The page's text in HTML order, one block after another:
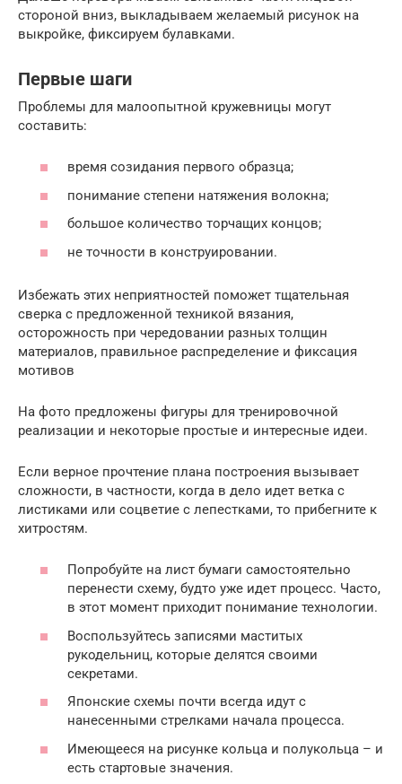
стороной вниз, выкладываем желаемый рисунок на
выкройке, фиксируем булавками.
Первые шаги
Проблемы для малоопытной кружевницы могут
составить:
время созидания первого образца;
понимание степени натяжения волокна;
большое количество торчащих концов;
не точности в конструировании.
Избежать этих неприятностей поможет тщательная
сверка с предложенной техникой вязания,
осторожность при чередовании разных толщин
материалов, правильное распределение и фиксация
мотивов
На фото предложены фигуры для тренировочной
реализации и некоторые простые и интересные идеи.
Если верное прочтение плана построения вызывает
сложности, в частности, когда в дело идет ветка с
листиками или соцветие с лепестками, то прибегните к
хитростям.
Попробуйте на лист бумаги самостоятельно
перенести схему, будто уже идет процесс. Часто,
в этот момент приходит понимание технологии.
Воспользуйтесь записями маститых
рукодельниц, которые делятся своими
секретами.
Японские схемы почти всегда идут с
нанесенными стрелками начала процесса.
Имеющееся на рисунке кольца и полукольца – и
есть стартовые значения.